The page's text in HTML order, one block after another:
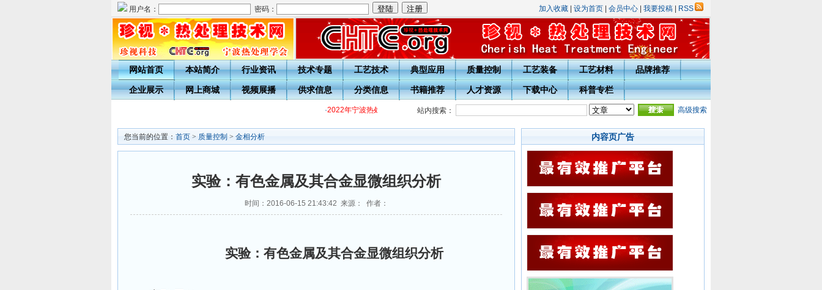
用户名： 密码： 加入收藏 设为首页 会员中心 我要投稿 RSS
网站首页 本站简介 行业资讯 技术专题 工艺技术 典型应用 质量控制 工艺装备 工艺材料 品牌推荐
企业展示 网上商城 视频展播 供求信息 分类信息 书籍推荐 人才资源 下载中心 科普专栏
2022年宁波热处理学会各级热处理工培训通知 关于开展20周年庆表彰评选活动的通知· 热处理技术网投稿指南 ·宁波市热处理学会会员入会须知
站内搜索： 高级搜索
您当前的位置： 首页 > 质量控制 > 金相分析
实验：有色金属及其合金显微组织分析
时间：2016-06-15 21:43:42 来源： 作者：
实验：有色金属及其合金显微组织分析
内容页广告